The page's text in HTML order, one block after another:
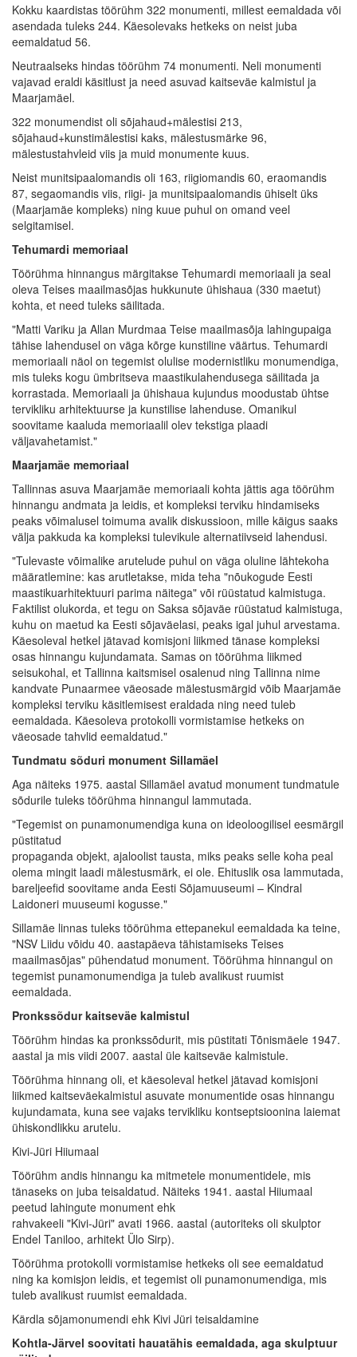
Kokku kaardistas töörühm 322 monumenti, millest eemaldada või
asendada tuleks 244. Käesolevaks hetkeks on neist juba
eemaldatud 56.
Neutraalseks hindas töörühm 74 monumenti. Neli monumenti
vajavad eraldi käsitlust ja need asuvad kaitseväe kalmistul ja
Maarjamäel.
322 monumendist oli sõjahaud+mälestisi 213,
sõjahaud+kunstimälestisi kaks, mälestusmärke 96,
mälestustahvleid viis ja muid monumente kuus.
Neist munitsipaalomandis oli 163, riigiomandis 60, eraomandis
87, segaomandis viis, riigi- ja munitsipaalomandis ühiselt üks
(Maarjamäe kompleks) ning kuue puhul on omand veel
selgitamisel.
Tehumardi memoriaal
Töörühma hinnangus märgitakse Tehumardi memoriaali ja seal
oleva Teises maailmasõjas hukkunute ühishaua (330 maetut)
kohta, et need tuleks säilitada.
"Matti Variku ja Allan Murdmaa Teise maailmasõja lahingupaiga
tähise lahendusel on väga kõrge kunstiline väärtus. Tehumardi
memoriaali näol on tegemist olulise modernistliku monumendiga,
mis tuleks kogu ümbritseva maastikulahendusega säilitada ja
korrastada. Memoriaali ja ühishaua kujundus moodustab ühtse
tervikliku arhitektuurse ja kunstilise lahenduse. Omanikul
soovitame kaaluda memoriaalil olev tekstiga plaadi
väljavahetamist."
Maarjamäe memoriaal
Tallinnas asuva Maarjamäe memoriaali kohta jättis aga töörühm
hinnangu andmata ja leidis, et kompleksi terviku hindamiseks
peaks võimalusel toimuma avalik diskussioon, mille käigus saaks
välja pakkuda ka kompleksi tulevikule alternatiivseid lahendusi.
"Tulevaste võimalike arutelude puhul on väga oluline lähtekoha
määratlemine: kas arutletakse, mida teha "nõukogude Eesti
maastikuarhitektuuri parima näitega" või rüüstatud kalmistuga.
Faktilist olukorda, et tegu on Saksa sõjaväe rüüstatud kalmistuga,
kuhu on maetud ka Eesti sõjaväelasi, peaks igal juhul arvestama.
Käesoleval hetkel jätavad komisjoni liikmed tänase kompleksi
osas hinnangu kujundamata. Samas on töörühma liikmed
seisukohal, et Tallinna kaitsmisel osalenud ning Tallinna nime
kandvate Punaarmee väeosade mälestusmärgid võib Maarjamäe
kompleksi terviku käsitlemisest eraldada ning need tuleb
eemaldada. Käesoleva protokolli vormistamise hetkeks on
väeosade tahvlid eemaldatud."
Tundmatu sõduri monument Sillamäel
Aga näiteks 1975. aastal Sillamäel avatud monument tundmatule
sõdurile tuleks töörühma hinnangul lammutada.
"Tegemist on punamonumendiga kuna on ideoloogilisel eesmärgil
püstitatud
propaganda objekt, ajaloolist tausta, miks peaks selle koha peal
olema mingit laadi mälestusmärk, ei ole. Ehituslik osa lammutada,
bareljeefid soovitame anda Eesti Sõjamuuseumi – Kindral
Laidoneri muuseumi kogusse."
Sillamäe linnas tuleks töörühma ettepanekul eemaldada ka teine,
"NSV Liidu võidu 40. aastapäeva tähistamiseks Teises
maailmasõjas" pühendatud monument. Töörühma hinnangul on
tegemist punamonumendiga ja tuleb avalikust ruumist
eemaldada.
Pronkssõdur kaitseväe kalmistul
Töörühm hindas ka pronkssõdurit, mis püstitati Tõnismäele 1947.
aastal ja mis viidi 2007. aastal üle kaitseväe kalmistule.
Töörühma hinnang oli, et käesoleval hetkel jätavad komisjoni
liikmed kaitseväekalmistul asuvate monumentide osas hinnangu
kujundamata, kuna see vajaks tervikliku kontseptsioonina laiemat
ühiskondlikku arutelu.
Kivi-Jüri Hiiumaal
Töörühm andis hinnangu ka mitmetele monumentidele, mis
tänaseks on juba teisaldatud. Näiteks 1941. aastal Hiiumaal
peetud lahingute monument ehk
rahvakeeli "Kivi-Jüri" avati 1966. aastal (autoriteks oli skulptor
Endel Taniloo, arhitekt Ülo Sirp).
Töörühma protokolli vormistamise hetkeks oli see eemaldatud
ning ka komisjon leidis, et tegemist oli punamonumendiga, mis
tuleb avalikust ruumist eemaldada.
Kärdla sõjamonumendi ehk Kivi Jüri teisaldamine
Kohtla-Järvel soovitati hauatähis eemaldada, aga skulptuur